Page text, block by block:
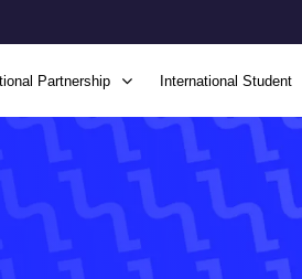
Partnership International Student